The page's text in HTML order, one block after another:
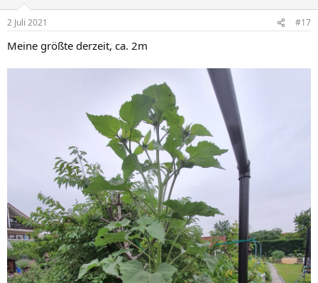
e
:
2 Juli 2021 #17
Meine größte derzeit, ca. 2m